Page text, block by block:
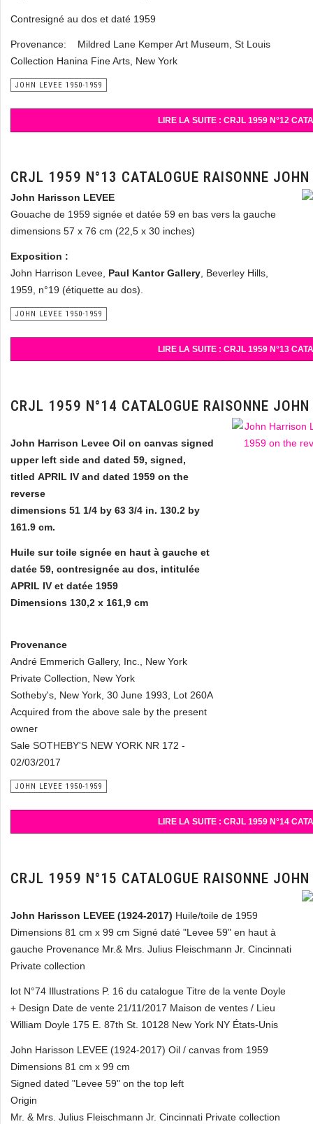
Contresigné au dos et daté 1959
Provenance: Mildred Lane Kemper Art Museum, St Louis
Collection Hanina Fine Arts, New York
JOHN LEVEE 1950-1959
LIRE LA SUITE : CRJL 1959 N°12
CRJL 1959 N°13 CATALOGUE RAISONNE JOHN
John Harisson LEVEE
Gouache de 1959 signée et datée 59 en bas vers la gauche
dimensions 57 x 76 cm (22,5 x 30 inches)
Exposition :
John Harrison Levee, Paul Kantor Gallery , Beverley Hills,
1959, n°19 (étiquette au dos).
JOHN LEVEE 1950-1959
LIRE LA SUITE : CRJL 1959 N°13
CRJL 1959 N°14 CATALOGUE RAISONNE JOHN
John Harrison Levee Oil on canvas signed
upper left side and dated 59, signed,
titled APRIL IV and dated 1959 on the
reverse
dimensions 51 1/4 by 63 3/4 in. 130.2 by
161.9 cm.
Huile sur toile signée en haut à gauche et
datée 59, contresignée au dos, intitulée
APRIL IV et datée 1959
Dimensions 130,2 x 161,9 cm
Provenance
André Emmerich Gallery, Inc., New York
Private Collection, New York
Sotheby's, New York, 30 June 1993, Lot 260A
Acquired from the above sale by the present
owner
Sale SOTHEBY'S NEW YORK NR 172 -
02/03/2017
JOHN LEVEE 1950-1959
LIRE LA SUITE : CRJL 1959 N°14
CRJL 1959 N°15 CATALOGUE RAISONNE JOHN
John Harisson LEVEE (1924-2017) Huile/toile de 1959
Dimensions 81 cm x 99 cm Signé daté "Levee 59" en haut à
gauche Provenance Mr.& Mrs. Julius Fleischmann Jr. Cincinnati
Private collection
lot N°74 Illustrations P. 16 du catalogue Titre de la vente Doyle
+ Design Date de vente 21/11/2017 Maison de ventes / Lieu
William Doyle 175 E. 87th St. 10128 New York NY États-Unis
John Harisson LEVEE (1924-2017) Oil / canvas from 1959
Dimensions 81 cm x 99 cm
Signed dated "Levee 59" on the top left
Origin
Mr. & Mrs. Julius Fleischmann Jr. Cincinnati Private collection